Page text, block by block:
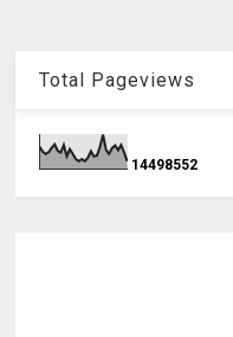
Total Pageviews
14498552